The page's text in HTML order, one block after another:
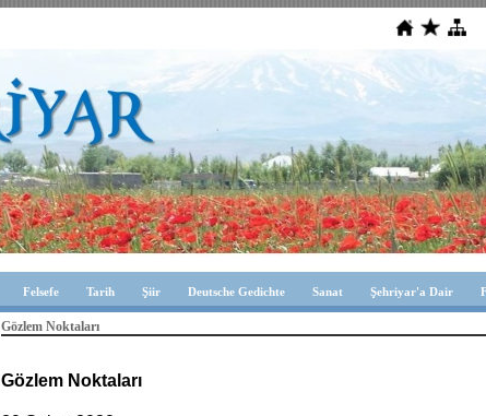
Felsefe Tarih Şiir Deutsche Gedichte Sanat Şehriyar'a Dair
Gözlem Noktaları
Gözlem Noktaları